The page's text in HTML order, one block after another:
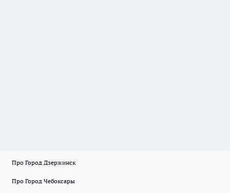
Про Город Дзержинск
Про Город Чебоксары